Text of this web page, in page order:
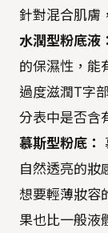
針對混合肌膚
水潤型粉底液：
的保濕性，能
過度滋潤T字
分表中是否含
慕斯型粉底：
自然透亮的妝
想要輕薄妝容
果也比一般液